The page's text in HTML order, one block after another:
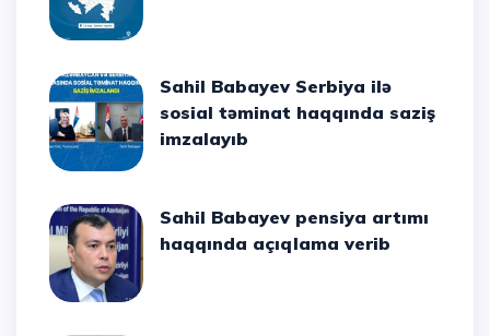
Sahil Babayev Serbiya ilə
sosial təminat haqqında saziş
imzalayıb
Sahil Babayev pensiya artımı
haqqında açıqlama verib